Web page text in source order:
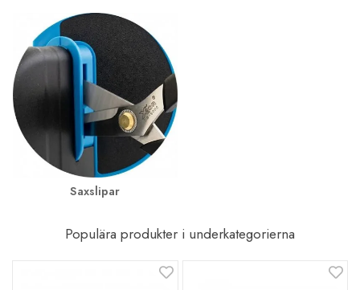
Saxslipar
Populära produkter i underkategorierna